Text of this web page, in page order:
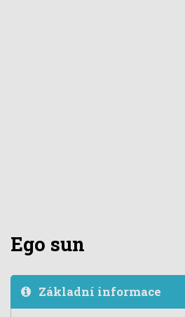
Ego sun
Základní informace